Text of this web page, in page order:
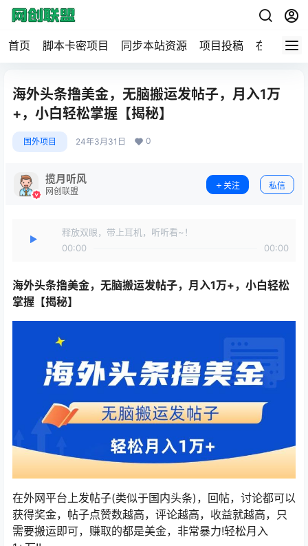
首页 脚本卡密项目 同步本站资源 项目投稿 在线工具
海外头条撸美金，无脑搬运发帖子，月入1万
+，小白轻松掌握【揭秘】
国外项目 24年3月31日 0
揽月听风
网创联盟
关注 私信
释放双眼，带上耳机，听听看~！
00:00
00:00
海外头条撸美金，无脑搬运发帖子，月入1万+，小白轻松
掌握【揭秘】
在外网平台上发帖子(类似于国内头条)，回帖，讨论都可以
获得奖金，帖子点赞数越高，评论越高，收益就越高，只
需要搬运即可，赚取的都是美金，非常暴力!轻松月入